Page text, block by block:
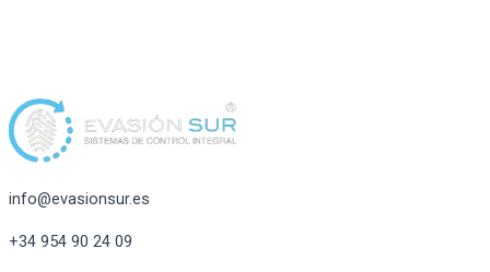
info@evasionsur.es
+34 954 90 24 09